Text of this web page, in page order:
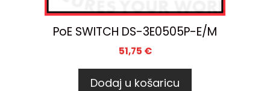
PoE SWITCH DS-3E0505P-E/M
51,75 €
Dodaj u košaricu